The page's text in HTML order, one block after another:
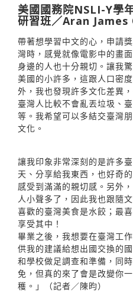
美國國務院NSLI-Y學
研習班／Aran James
帶著想學習中文的心，申請
灣時，感覺就像電影中的畫
身邊的人也十分親切。讓我
美國的小許多，這跟人口密
外，我也發現許多文化差異
臺灣人比較不會亂丟垃圾、
等。我希望可以多結交臺灣
文化。
讓我印象非常深刻的是許多
天、分享給我東西，也好奇
感受到滿滿的親切感。另外
人小聲多了，因此我也跟隨
喜歡的臺灣美食是水餃；最
享受其中！
畢業之後，我想要在臺灣工
供我的建議給想出國交換的
和學校做足調查和準備，同
免，但真的來了會是改變你
穫。」（記者／陳昀）